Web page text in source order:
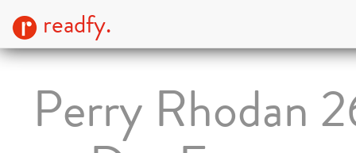
readfy.
Perry Rhodan